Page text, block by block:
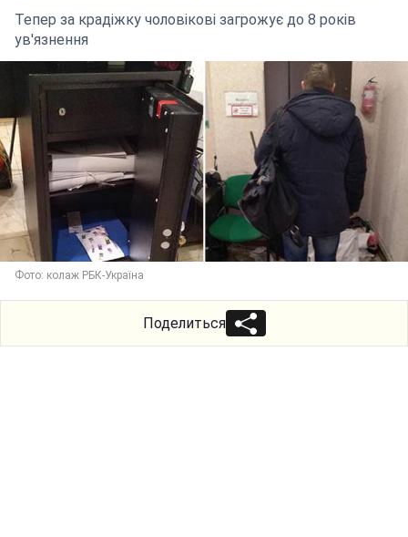
Тепер за крадіжку чоловікові загрожує до 8 років
ув'язнення
Фото: колаж РБК-Україна
Поделиться